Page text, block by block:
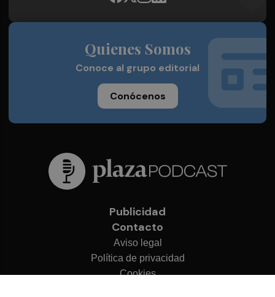
Quienes Somos
Conoce al grupo editorial
Conócenos
Publicidad
Contacto
Aviso legal
Política de privacidad
Cookies